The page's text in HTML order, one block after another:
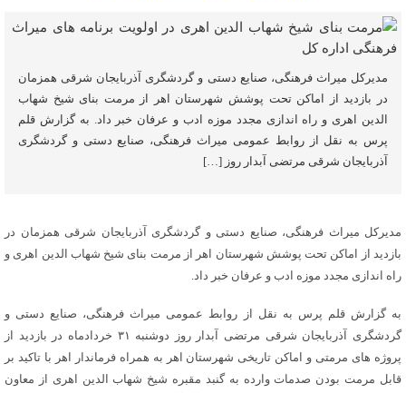
مدیرکل میراث فرهنگی، صنایع دستی و گردشگری آذربایجان شرقی همزمان
در بازدید از اماکن تحت پوشش شهرستان اهر از مرمت بنای شیخ شهاب
الدین اهری و راه اندازی مجدد موزه ادب و عرفان خبر داد. به گزارش قلم
پرس به نقل از روابط عمومی میراث فرهنگی، صنایع دستی و گردشگری
آذربایجان شرقی مرتضی آبدار روز […]
مدیرکل میراث فرهنگی، صنایع دستی و گردشگری آذربایجان شرقی همزمان در
بازدید از اماکن تحت پوشش شهرستان اهر از مرمت بنای شیخ شهاب الدین اهری و
راه اندازی مجدد موزه ادب و عرفان خبر داد.
به گزارش قلم پرس به نقل از روابط عمومی میراث فرهنگی، صنایع دستی و
گردشگری آذربایجان شرقی مرتضی آبدار روز دوشنبه ۳۱ خردادماه در بازدید از
پروژه های مرمتی و اماکن تاریخی شهرستان اهر به همراه فرماندار اهر با تاکید بر
قابل مرمت بودن صدمات وارده به گنبد مقبره شیخ شهاب الدین اهری از معاون